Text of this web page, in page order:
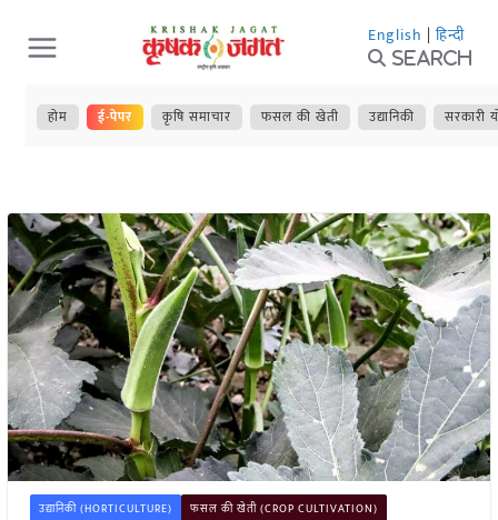
Skip
to
content
English | हिन्दी
Search
होम ई-पेपर कृषि समाचार फसल की खेती उद्यानिकी सरकारी
उद्यानिकी (HORTICULTURE) फसल की खेती (CROP CULTIVATION)